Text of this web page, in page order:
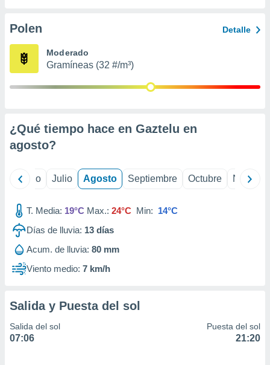
e
mediante
publicidad
publicidad
de
Polen Detalle
Moderado
Gramíneas (32 #/m³)
¿Qué tiempo hace en Gaztelu en
agosto?
Junio Julio Agosto Septiembre Octubre
T. Media: 19°C Max.: 24°C Min: 14°C
Días de lluvia: 13 días
Acum. de lluvia: 80 mm
Viento medio: 7 km/h
Salida y Puesta del sol
Salida del sol
07:06
Puesta del sol
21:20